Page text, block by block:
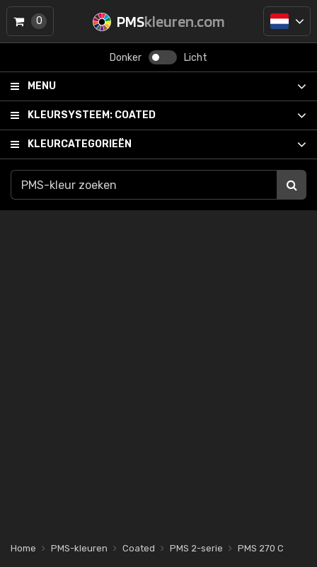
PMSkleuren.com
Donker Licht
MENU
KLEURSYSTEEM: COATED
KLEURCATEGORIEËN
0
Home PMS-kleuren Coated PMS 2-serie PMS 270 C